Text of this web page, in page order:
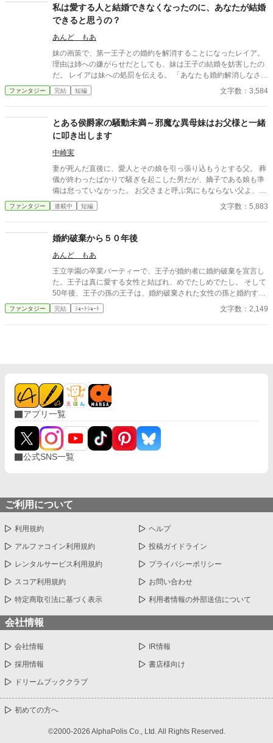
私は愛する人と結婚できなくなったのに、あなたが結婚
できると思うの？
あんど もあ
妹の画策で、第一王子との婚約を解消することになったレイア。
理由は姉への嫌がらせだとしても、妹は王子の結婚を妨害したの
だ。 レイアは妹への処罰を伝える。 「あなたも婚約解消しなさ
い」
ファンタジー 完結 短編 文字数：3,584
とある侯爵家の騒動未満～邪魔な異母妹はお父様と一緒
に叩き出します
中崎実
妻が死んだ直後に、愛人とその娘を引っ張り込もうとする父。 葬
儀が終わったばかりで騒ぎを起こした男だが、嫡子である娘も準
備は怠っていなかった。 お父さまと呼ぶ気にもならない父よ、あ
なたは叩き出します。
ファンタジー 連載中 短編 文字数：5,883
婚約破棄から５０年後
あんど もあ
王立学園の卒業パーティーで、王子が婚約者に婚約破棄を宣言し
た。王子は真に愛する女性と結ばれ、めでたしめでたし。 そして
50年後、王子の孫の王子は、婚約破棄された女性の孫と婚約する
事に。そこで明かされた婚約破棄の真実とは。
ファンタジー 完結 ｼｮｰﾄｼｮｰﾄ 文字数：2,149
アプリ一覧
公式SNS一覧
ご利用について
利用規約 ヘルプ
アルファコイン利用規約 投稿ガイドライン
レンタルサービス利用規約 プライバシーポリシー
スコア利用規約 お問い合わせ
特定商取引法に基づく表示 利用者情報の外部送信について
会社情報
会社情報 IR情報
採用情報 書店様向け
ドリームブッククラブ
初めての方へ
©2000-2026 AlphaPolis Co., Ltd. All Rights Reserved.